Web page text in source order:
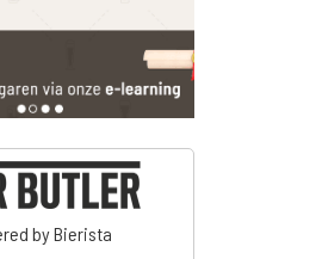
by Bierista